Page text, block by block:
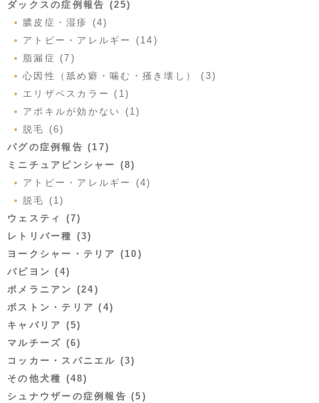
ダックスの症例報告 (25)
膿皮症・湿疹 (4)
アトピー・アレルギー (14)
脂漏症 (7)
心因性（舐め癖・噛む・掻き壊し） (3)
エリザベスカラー (1)
アポキルが効かない (1)
脱毛 (6)
パグの症例報告 (17)
ミニチュアピンシャー (8)
アトピー・アレルギー (4)
脱毛 (1)
ウェスティ (7)
レトリバー種 (3)
ヨークシャー・テリア (10)
パピヨン (4)
ポメラニアン (24)
ボストン・テリア (4)
キャバリア (5)
マルチーズ (6)
コッカー・スパニエル (3)
その他犬種 (48)
シュナウザーの症例報告 (5)